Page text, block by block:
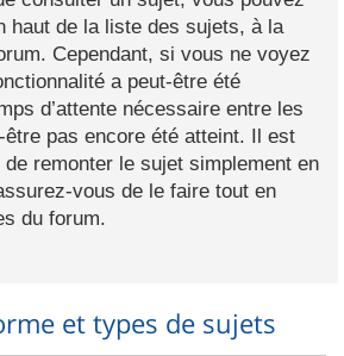
haut de la liste des sujets, à la
Cependant, si vous ne voyez
a peut-être été
d’attente nécessaire entre les
être pas encore été atteint. Il est
remonter le sujet simplement en
vous de le faire tout en
du forum.
et types de sujets